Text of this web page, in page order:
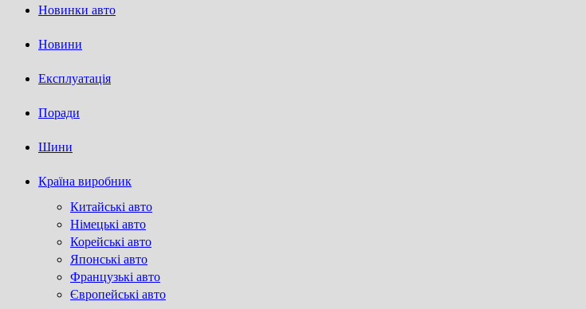
Новинки авто
Новини
Експлуатація
Поради
Шини
Країна виробник
Китайські авто
Німецькі авто
Корейські авто
Японські авто
Французькі авто
Європейські авто